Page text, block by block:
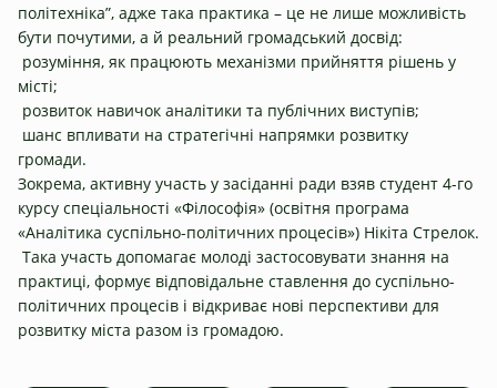
політехніка”, адже така практика – це не лише можливість
бути почутими, а й реальний громадський досвід:
розуміння, як працюють механізми прийняття рішень у
місті;
розвиток навичок аналітики та публічних виступів;
шанс впливати на стратегічні напрямки розвитку
громади.
Зокрема, активну участь у засіданні ради взяв студент 4-го
курсу спеціальності «Філософія» (освітня програма
«Аналітика суспільно-політичних процесів») Нікіта Стрелок.
Така участь допомагає молоді застосовувати знання на
практиці, формує відповідальне ставлення до суспільно-
політичних процесів і відкриває нові перспективи для
розвитку міста разом із громадою.